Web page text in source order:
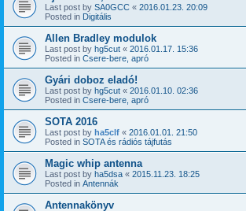
Last post by SA0GCC « 2016.01.23. 20:09
Posted in Digitális
Allen Bradley modulok
Last post by hg5cut « 2016.01.17. 15:36
Posted in Csere-bere, apró
Gyári doboz eladó!
Last post by hg5cut « 2016.01.10. 02:36
Posted in Csere-bere, apró
SOTA 2016
Last post by ha5clf « 2016.01.01. 21:50
Posted in SOTA és rádiós tájfutás
Magic whip antenna
Last post by ha5dsa « 2015.11.23. 18:25
Posted in Antennák
Antennakönyv